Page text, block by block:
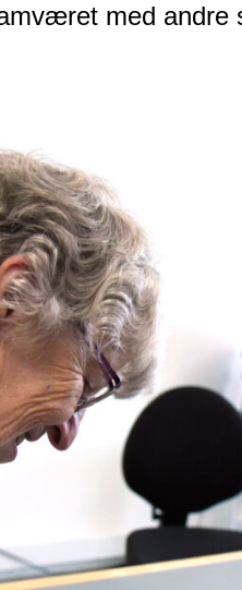
med andre